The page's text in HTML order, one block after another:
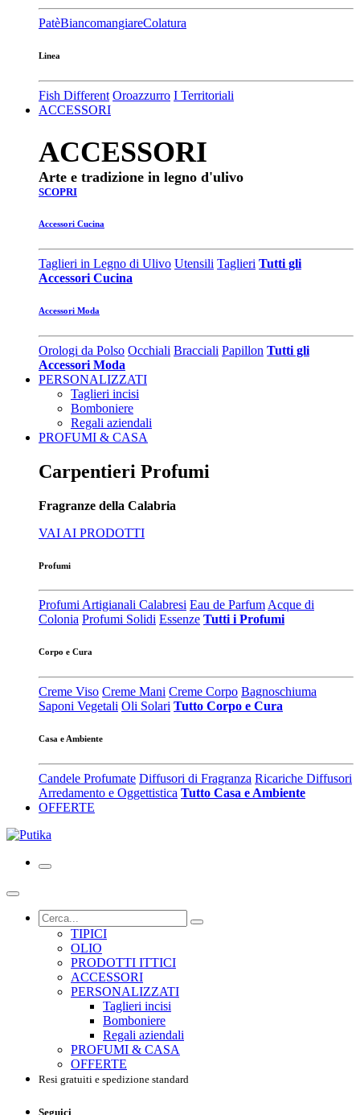
Patè​BiancomangiareColatura
Linea
Fish Different Oroazzurro I Territoriali
ACCESSORI
ACCESSORI
Arte e tradizione in legno d'ulivo
SCOPRI
Accessori Cucina
Taglieri in Legno di Ulivo Utensili Taglieri Tutti gli
Accessori Cucina
Accessori Moda
Orologi da Polso Occhiali Bracciali Papillon Tutti gli
Accessori Moda
PERSONALIZZATI
Taglieri incisi
Bomboniere
Regali aziendali
PROFUMI & CASA
Carpentieri Profumi
Fragranze della Calabria
VAI AI PRODOTTI
Profumi
Profumi Artigianali Calabresi Eau de ParfumAcque di
Colonia Profumi Solidi Essenze Tutti i Profumi
Corpo e Cura
Creme Viso Creme Mani Creme Corpo Bagnoschiuma
Saponi Vegetali Oli Solari Tutto Corpo e Cura
Casa e Ambiente
Candele Profumate Diffusori di Fragranza Ricariche Diffusori
Arredamento e Oggettistica Tutto Casa e Ambiente
OFFERTE
TIPICI
OLIO
PRODOTTI ITTICI
ACCESSORI
PERSONALIZZATI
Taglieri incisi
Bomboniere
Regali aziendali
PROFUMI & CASA
OFFERTE
Resi gratuiti e spedizione standard
Seguici